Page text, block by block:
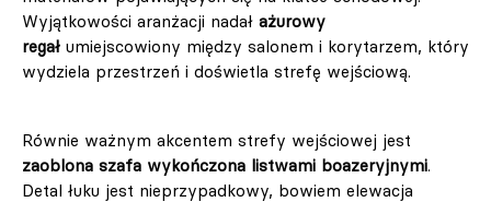
Wyjątkowości aranżacji nadał ażurowy
regał umiejscowiony między salonem i korytarzem, który
wydziela przestrzeń i doświetla strefę wejściową.
Równie ważnym akcentem strefy wejściowej jest
zaoblona szafa wykończona listwami boazeryjnymi.
Detal łuku jest nieprzypadkowy, bowiem elewacja